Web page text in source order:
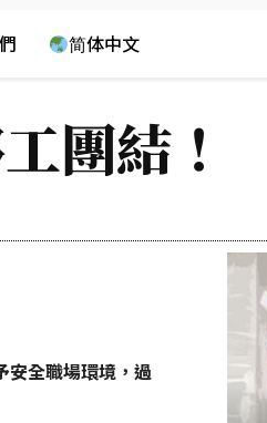
简体中文
團結！
安全職場環境，過